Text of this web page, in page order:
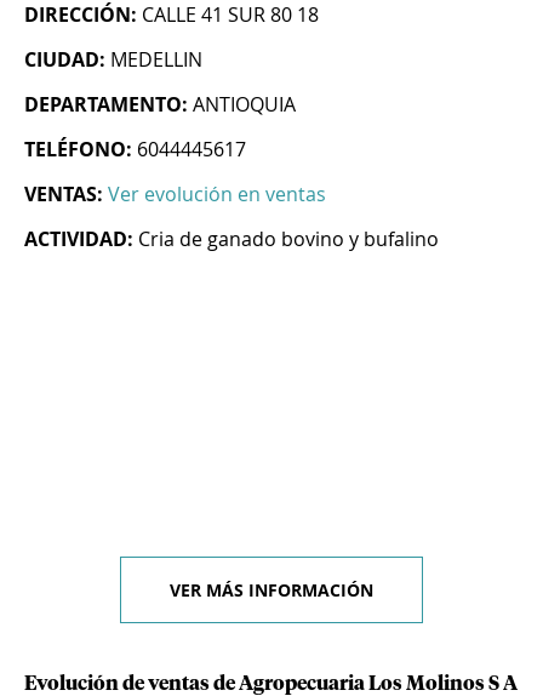
DIRECCIÓN: CALLE 41 SUR 80 18
CIUDAD: MEDELLIN
DEPARTAMENTO: ANTIOQUIA
TELÉFONO: 6044445617
VENTAS: Ver evolución en ventas
ACTIVIDAD: Cria de ganado bovino y bufalino
VER MÁS INFORMACIÓN
Evolución de ventas de Agropecuaria Los Molinos S A